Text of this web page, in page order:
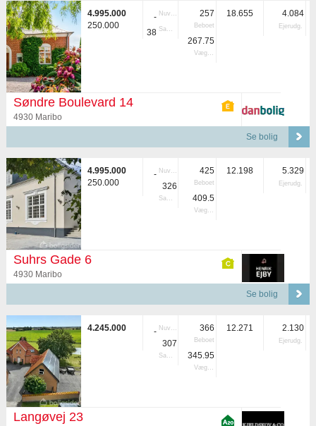
4.995.000
250.000
- Nuvær.
38 Samlet
257
Beboet
267.75
Vægtet
18.655 4.084
Ejerudg.
Søndre Boulevard 14
4930 Maribo
Se bolig
4.995.000
250.000
- Nuvær.
326
Samlet
425
Beboet
409.5
Vægtet
12.198 5.329
Ejerudg.
Suhrs Gade 6
4930 Maribo
Se bolig
4.245.000 - Nuvær.
307
Samlet
366
Beboet
345.95
Vægtet
12.271 2.130
Ejerudg.
Langøvej 23